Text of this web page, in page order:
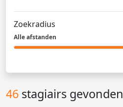
Zoekradius
Alle afstanden
46 stagiairs gevonden